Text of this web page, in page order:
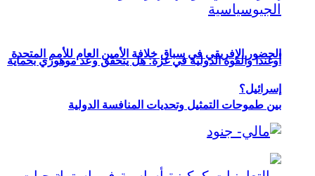
الحضور الإفريقي في سباق خلافة الأمين العام للأمم المتحدة
بين طموحات التمثيل وتحديات المنافسة الدولية
أوغندا والقوة الدولية في غزة: هل يتحقق وعد موهوزي بحماية
إسرائيل؟